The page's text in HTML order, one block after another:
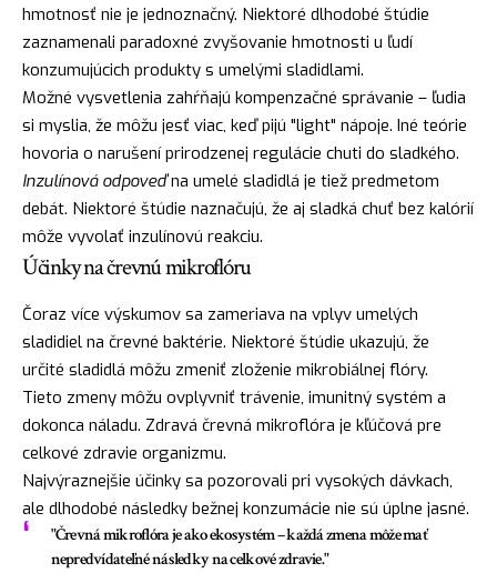
hmotnosť nie je jednoznačný. Niektoré dlhodobé štúdie
zaznamenali paradoxné zvyšovanie hmotnosti u ľudí
konzumujúcich produkty s umelými sladidlami.
Možné vysvetlenia zahŕňajú kompenzačné správanie – ľudia
si myslia, že môžu jesť viac, keď pijú "light" nápoje. Iné teórie
hovoria o narušení prirodzenej regulácie chuti do sladkého.
Inzulínová odpoveďna umelé sladidlá je tiež predmetom
debát. Niektoré štúdie naznačujú, že aj sladká chuť bez kalórií
môže vyvolať inzulínovú reakciu.
Účinky na črevnú mikroflóru
Čoraz více výskumov sa zameriava na vplyv umelých
sladidiel na črevné baktérie. Niektoré štúdie ukazujú, že
určité sladidlá môžu zmeniť zloženie mikrobiálnej flóry.
Tieto zmeny môžu ovplyvniť trávenie, imunitný systém a
dokonca náladu. Zdravá črevná mikroflóra je kľúčová pre
celkové zdravie organizmu.
Najvýraznejšie účinky sa pozorovali pri vysokých dávkach,
ale dlhodobé následky bežnej konzumácie nie sú úplne jasné.
"Črevná mikroflóra je ako ekosystém – každá zmena môže mať
nepredvídateľné následky na celkové zdravie."